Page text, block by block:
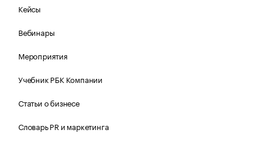
Кейсы
Вебинары
Мероприятия
Учебник РБК Компании
Статьи о бизнесе
Словарь PR и маркетинга